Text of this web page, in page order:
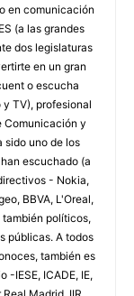
en comunicación
(a las grandes
dos legislaturas
en un gran
o escucha
TV), profesional
Comunicación y
sido uno de los
escuchado (a
- Nokia,
BBVA, L'Oreal,
también políticos,
públicas. A todos
también es
-IESE, ICADE, IE,